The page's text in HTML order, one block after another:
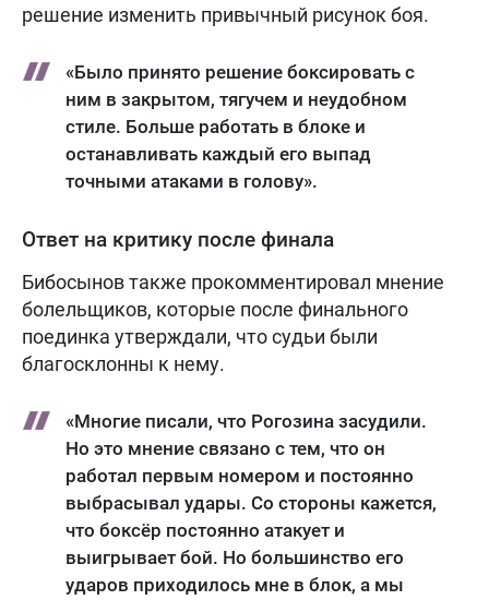
решение изменить привычный рисунок боя.
«Было принято решение боксировать с
ним в закрытом, тягучем и неудобном
стиле. Больше работать в блоке и
останавливать каждый его выпад
точными атаками в голову».
Ответ на критику после финала
Бибосынов также прокомментировал мнение
болельщиков, которые после финального
поединка утверждали, что судьи были
благосклонны к нему.
«Многие писали, что Рогозина засудили.
Но это мнение связано с тем, что он
работал первым номером и постоянно
выбрасывал удары. Со стороны кажется,
что боксёр постоянно атакует и
выигрывает бой. Но большинство его
ударов приходилось мне в блок, а мы